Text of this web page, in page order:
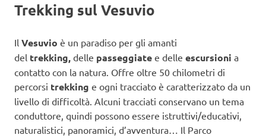
Trekking sul Vesuvio
Il Vesuvio è un paradiso per gli amanti
del trekking, delle passeggiate e delle escursioni a
contatto con la natura. Offre oltre 50 chilometri di
percorsi trekking e ogni tracciato è caratterizzato da un
livello di difficoltà. Alcuni tracciati conservano un tema
conduttore, quindi possono essere istruttivi/educativi,
naturalistici, panoramici, d’avventura… Il Parco